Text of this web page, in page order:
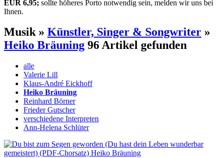
EUR 6,95; sollte höheres Porto notwendig sein, melden wir uns bei
Ihnen.
Musik » Künstler, Singer & Songwriter »
Heiko Bräuning 96 Artikel gefunden
alle
Valerie Lill
Klaus-André Eickhoff
Heiko Bräuning
Reinhard Börner
Frieder Gutscher
verschiedene Interpreten
Ann-Helena Schlüter